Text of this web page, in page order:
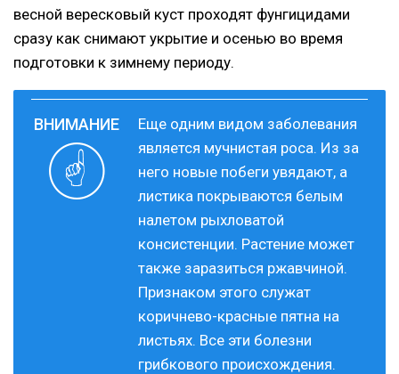
весной вересковый куст проходят фунгицидами
сразу как снимают укрытие и осенью во время
подготовки к зимнему периоду.
Еще одним видом заболевания
является мучнистая роса. Из за
него новые побеги увядают, а
листика покрываются белым
налетом рыхловатой
консистенции. Растение может
также заразиться ржавчиной.
Признаком этого служат
коричнево-красные пятна на
листьях. Все эти болезни
грибкового происхождения.